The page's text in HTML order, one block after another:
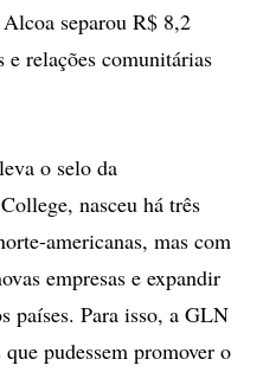
separou R$ 8,2
relações comunitárias
o selo da
nasceu há três
americanas, mas com
empresas e expandir
países. Para isso, a GLN
pudessem promover o